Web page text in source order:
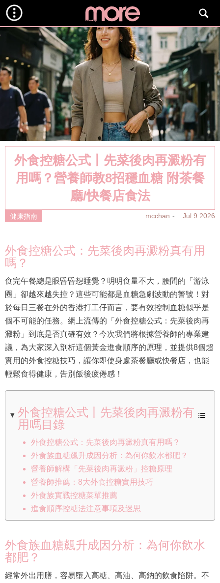
外食控糖公式丨先菜後肉再澱粉有
用嗎？營養師教8招穩血糖 附茶餐
廳/快餐店食法
健康指南 mcchan Jul 9 2026
外食控糖公式：先菜後肉再澱粉真有用
嗎？
食完午餐總是眼昏昏想睡覺？明明食量不大，腰間的「游泳
圈」卻越來越失控？這些可能都是血糖急劇波動的警號！對
於每日三餐在外的香港打工仔而言，要有效控制血糖似乎是
個不可能的任務。網上流傳的「外食控糖公式：先菜後肉再
澱粉」到底是否真確有效？今次我們將根據營養師的專業建
議，為大家深入剖析這個黃金進食順序的原理，並提供8個超
實用的外食控糖技巧，讓你即使身處茶餐廳或快餐店，也能
輕鬆食得健康，告別飯後疲倦感！
外食控糖公式丨先菜後肉再澱粉有
用嗎目錄
外食控糖公式：先菜後肉再澱粉真有用嗎？
外食族血糖飆升成因分析：為何你飲水都肥？
營養師解構「先菜後肉再澱粉」控糖原理
營養師推薦：8大外食控糖實用技巧
外食族實戰控糖菜單推薦
進食順序控糖法注意事項及迷思
外食族血糖飆升成因分析：為何你飲水
都肥？
經常外出用膳，容易墮入高糖、高油、高鈉的飲食陷阱。不